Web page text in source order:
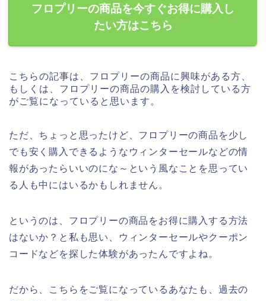
フロプリーの商品を今すぐお得に購入し
たい方はこちら
こちらの記事は、フロプリーの商品に興味がある方、
もしくは、フロプリーの商品の購入を検討している方
がご覧になっていると思います。
ただ、ちょっと思ったけど、フロプリーの商品を少し
でも安く購入できるようなウィンターセールなどの情
報があったらいいのにな～という風なことを思ってい
る人も中にはいるかもしれません。
というのは、フロプリーの商品をお得に購入する方法
はないか？と私も思い、ウィンターセールやクーポン
コードなどを探した体験があったんですよね。
だから、こちらをご覧になっているあなたも、過去の